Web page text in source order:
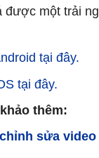
được một trải
tại đây.
tại đây.
thêm:
sửa video